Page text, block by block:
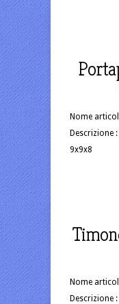
Nome
Descrizione
9x9x8
Nome
Descrizione